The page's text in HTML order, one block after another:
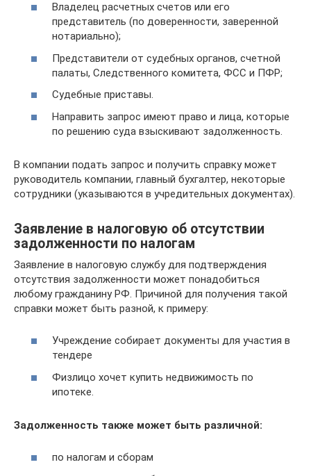
Владелец расчетных счетов или его
представитель (по доверенности, заверенной
нотариально);
Представители от судебных органов, счетной
палаты, Следственного комитета, ФСС и ПФР;
Судебные приставы.
Направить запрос имеют право и лица, которые
по решению суда взыскивают задолженность.
В компании подать запрос и получить справку может
руководитель компании, главный бухгалтер, некоторые
сотрудники (указываются в учредительных документах).
Заявление в налоговую об отсутствии
задолженности по налогам
Заявление в налоговую службу для подтверждения
отсутствия задолженности может понадобиться
любому гражданину РФ. Причиной для получения такой
справки может быть разной, к примеру:
Учреждение собирает документы для участия в
тендере
Физлицо хочет купить недвижимость по
ипотеке.
Задолженность также может быть различной:
по налогам и сборам